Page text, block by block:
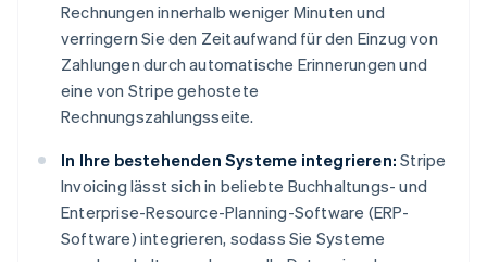
Rechnungen innerhalb weniger Minuten und
verringern Sie den Zeitaufwand für den Einzug von
Zahlungen durch automatische Erinnerungen und
eine von Stripe gehostete
Rechnungszahlungsseite.
In Ihre bestehenden Systeme integrieren: Stripe
Invoicing lässt sich in beliebte Buchhaltungs- und
Enterprise-Resource-Planning-Software (ERP-
Software) integrieren, sodass Sie Systeme